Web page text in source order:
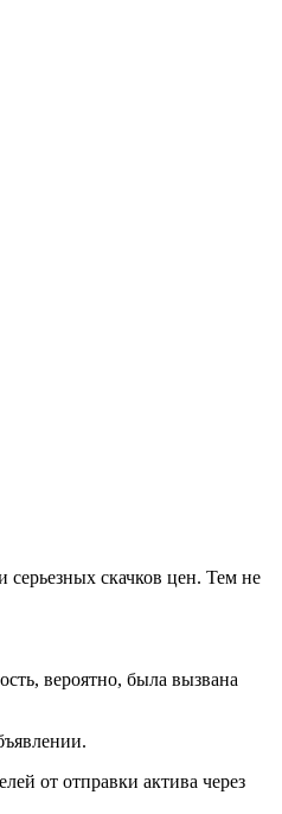
скачков цен. Тем не
вероятно, была вызвана
от отправки актива через